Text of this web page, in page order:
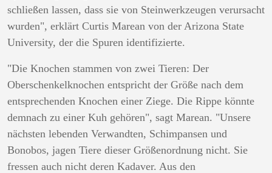
schließen lassen, dass sie von Steinwerkzeugen verursacht
wurden", erklärt Curtis Marean von der Arizona State
University, der die Spuren identifizierte.
"Die Knochen stammen von zwei Tieren: Der
Oberschenkelknochen entspricht der Größe nach dem
entsprechenden Knochen einer Ziege. Die Rippe könnte
demnach zu einer Kuh gehören", sagt Marean. "Unsere
nächsten lebenden Verwandten, Schimpansen und
Bonobos, jagen Tiere dieser Größenordnung nicht. Sie
fressen auch nicht deren Kadaver. Aus den